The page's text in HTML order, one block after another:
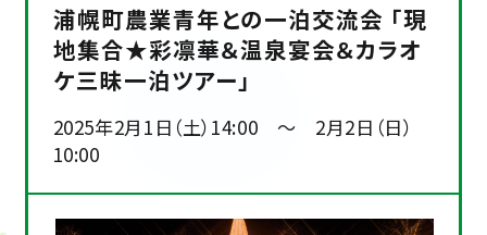
浦幌町農業青年との一泊交流会 「現
地集合★彩凛華＆温泉宴会＆カラオ
ケ三昧一泊ツアー」
2025年2月1日（土）14:00 ～ 2月2日（日）
10:00